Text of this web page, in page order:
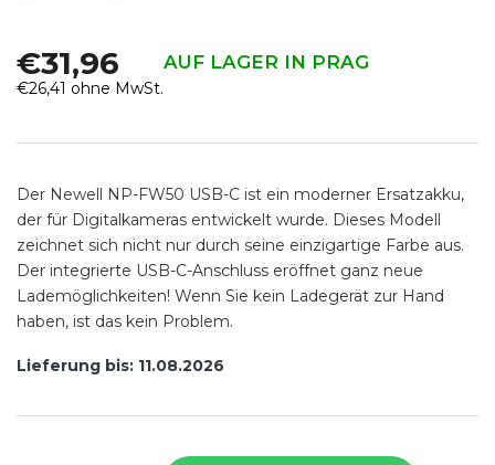
€31,96 AUF LAGER IN PRAG
€26,41 ohne MwSt.
Lieferung bis: 11.08.2026
Der Newell NP-FW50 USB-C ist ein moderner Ersatzakku,
der für Digitalkameras entwickelt wurde. Dieses Modell
zeichnet sich nicht nur durch seine einzigartige Farbe aus.
Der integrierte USB-C-Anschluss eröffnet ganz neue
Lademöglichkeiten! Wenn Sie kein Ladegerät zur Hand
haben, ist das kein Problem.